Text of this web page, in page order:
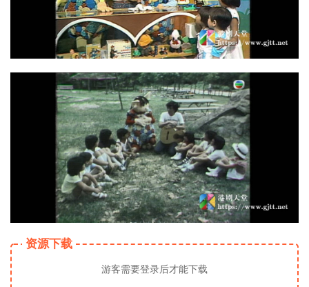
资源下载
游客需要登录后才能下载